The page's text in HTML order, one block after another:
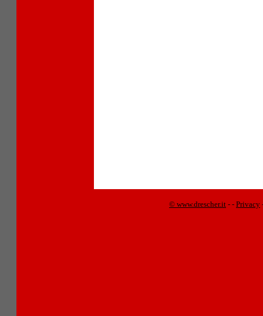
© www.drescher.it - - Privacy